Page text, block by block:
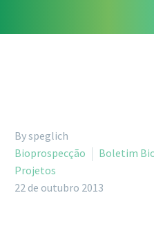
By speglich
Bioprospecção
Boletim
Projetos
22 de outubro 2013